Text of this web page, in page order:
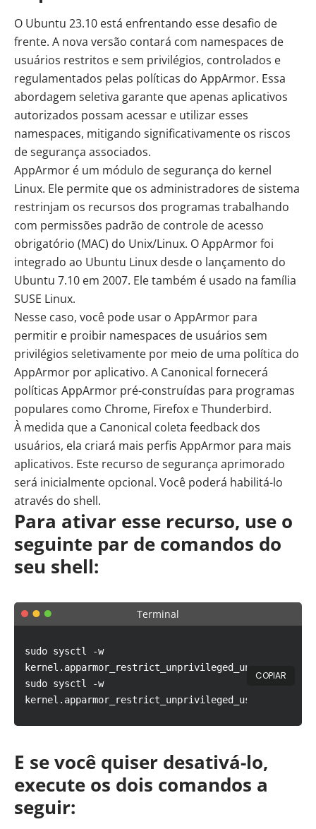
O Ubuntu 23.10 está enfrentando esse desafio de
frente. A nova versão contará com namespaces de
usuários restritos e sem privilégios, controlados e
regulamentados pelas políticas do AppArmor. Essa
abordagem seletiva garante que apenas aplicativos
autorizados possam acessar e utilizar esses
namespaces, mitigando significativamente os riscos
de segurança associados.
AppArmor é um módulo de segurança do kernel
Linux. Ele permite que os administradores de sistema
restrinjam os recursos dos programas trabalhando
com permissões padrão de controle de acesso
obrigatório (MAC) do Unix/Linux. O AppArmor foi
integrado ao Ubuntu Linux desde o lançamento do
Ubuntu 7.10 em 2007. Ele também é usado na família
SUSE Linux.
Nesse caso, você pode usar o AppArmor para
permitir e proibir namespaces de usuários sem
privilégios seletivamente por meio de uma política do
AppArmor por aplicativo. A Canonical fornecerá
políticas AppArmor pré-construídas para programas
populares como Chrome, Firefox e Thunderbird.
À medida que a Canonical coleta feedback dos
usuários, ela criará mais perfis AppArmor para mais
aplicativos. Este recurso de segurança aprimorado
será inicialmente opcional. Você poderá habilitá-lo
através do shell.
Para ativar esse recurso, use o
seguinte par de comandos do
seu shell:
Terminal
sudo sysctl -w
kernel.apparmor_restrict_unprivileged_unconfined=1
sudo sysctl -w
kernel.apparmor_restrict_unprivileged_userns=1
COPIAR
E se você quiser desativá-lo,
execute os dois comandos a
seguir: